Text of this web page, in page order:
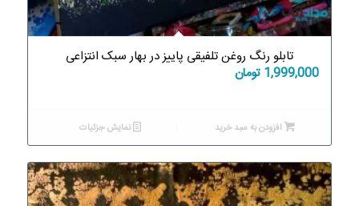
تابلو رنگ روغن تلفیقی پاییز در بهار سبک انتزاعی
1,999,000 تومان
افزودن به سبد خرید نمایش جزئیات